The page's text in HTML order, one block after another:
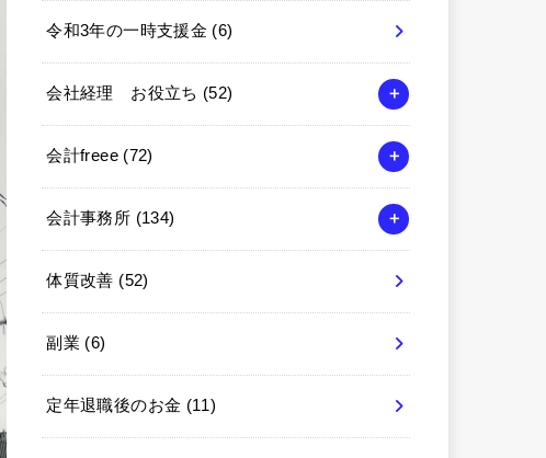
令和3年の一時支援金 (6)
会社経理 お役立ち (52)
会計freee (72)
会計事務所 (134)
体質改善 (52)
副業 (6)
定年退職後のお金 (11)